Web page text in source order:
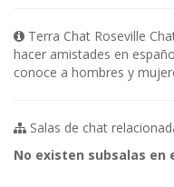
Terra Chat Roseville
hacer amistades en
conoce a hombres y
Salas de chat
No existen subsalas en